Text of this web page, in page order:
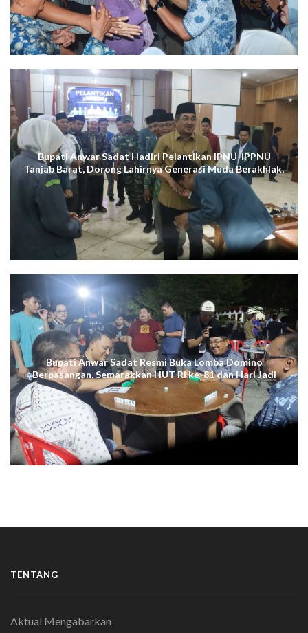
Bupati Anwar Sadat Hadiri Pelantikan IPNU-IPPNU
Tanjab Barat, Dorong Lahirnya Generasi Muda Berakhlak,
Cerdas Digital, dan Berdaya Saing
Bupati Anwar Sadat Resmi Buka Lomba Domino
Berpasangan, Semarakkan HUT RI ke-81 dan Hari Jadi
ke-61 Tanjab Barat
TENTANG
Aktual Mengabarkan